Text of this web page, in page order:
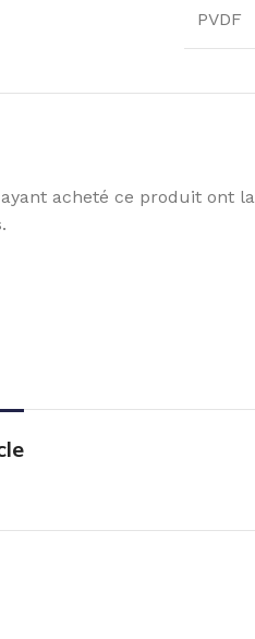
PVDF
acheté ce produit ont la